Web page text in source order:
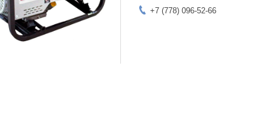
+7 (778) 096-52-66